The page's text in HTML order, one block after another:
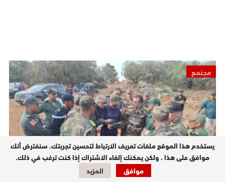
مجتمع
يستخدم هذا الموقع ملفات تعريف الارتباط لتحسين تجربتك. سنفترض أنك
موافق على هذا ، ولكن يمكنك إلغاء الاشتراك إذا كنت ترغب في ذلك.
موافق
المزيد